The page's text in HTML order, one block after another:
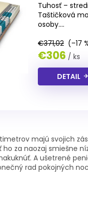
Tuhosť –
Taštičková
osoby....
€371,02 (–17
€306 / ks
DETAIL
majú svojich
za naozaj smiešne
A ušetrené
rad pokojných